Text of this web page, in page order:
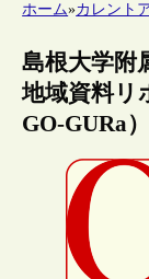
ホーム»カレント
島根大学附
地域資料リ
GO-GURa